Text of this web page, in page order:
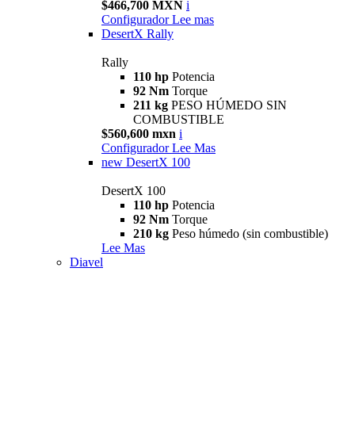
$466,700 MXN i
Configurador Lee mas
DesertX Rally
Rally
110 hp Potencia
92 Nm Torque
211 kg PESO HÚMEDO SIN
COMBUSTIBLE
$560,600 mxn i
Configurador Lee Mas
new DesertX 100
DesertX 100
110 hp Potencia
92 Nm Torque
210 kg Peso húmedo (sin combustible)
Lee Mas
Diavel